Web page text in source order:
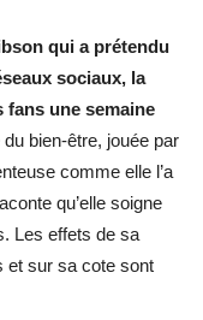
qui a prétendu
sociaux, la
fans une semaine
bien-être, jouée par
comme elle l’a
qu’elle soigne
Les effets de sa
et sur sa cote sont